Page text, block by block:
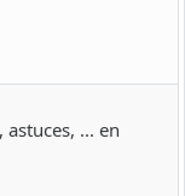
... en